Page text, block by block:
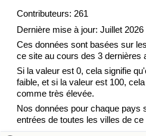
Contributeurs: 261
Dernière mise à jour: Juillet 2026
Ces données sont basées sur
ce site au cours des 3 dernières
Si la valeur est 0, cela signifie
faible, et si la valeur est 100,
comme très élevée.
Nos données pour chaque pays
entrées de toutes les villes de ce
Pollution
Indice de Pollution (Actuel)
Indice de pollution
Indice de Pollution par Pays
Trafic